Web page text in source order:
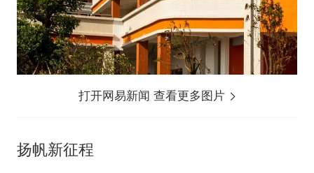
打开网易新闻 查看更多图片
扬帆新征程